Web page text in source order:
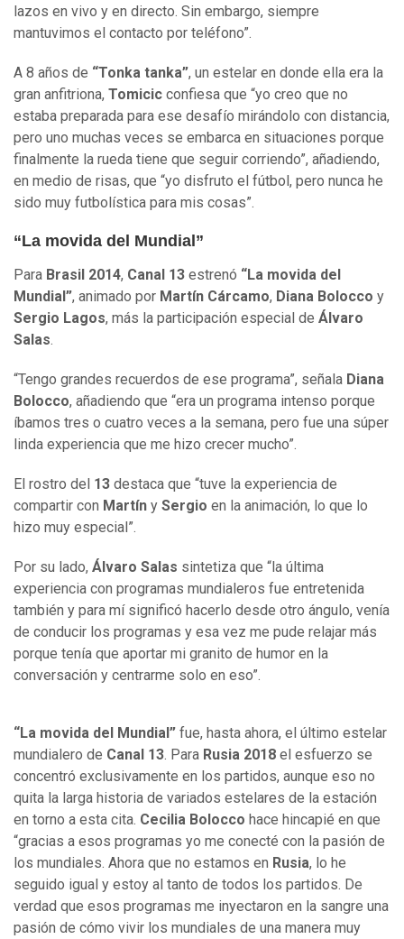
lazos en vivo y en directo. Sin embargo, siempre
mantuvimos el contacto por teléfono”.
A 8 años de “Tonka tanka”, un estelar en donde ella era la
gran anfitriona, Tomicic confiesa que “yo creo que no
estaba preparada para ese desafío mirándolo con distancia,
pero uno muchas veces se embarca en situaciones porque
finalmente la rueda tiene que seguir corriendo”, añadiendo,
en medio de risas, que “yo disfruto el fútbol, pero nunca he
sido muy futbolística para mis cosas”.
“La movida del Mundial”
Para Brasil 2014, Canal 13 estrenó “La movida del
Mundial”, animado por Martín Cárcamo, Diana Bolocco y
Sergio Lagos, más la participación especial de Álvaro
Salas.
“Tengo grandes recuerdos de ese programa”, señala Diana
Bolocco, añadiendo que “era un programa intenso porque
íbamos tres o cuatro veces a la semana, pero fue una súper
linda experiencia que me hizo crecer mucho”.
El rostro del 13 destaca que “tuve la experiencia de
compartir con Martín y Sergio en la animación, lo que lo
hizo muy especial”.
Por su lado, Álvaro Salas sintetiza que “la última
experiencia con programas mundialeros fue entretenida
también y para mí significó hacerlo desde otro ángulo, venía
de conducir los programas y esa vez me pude relajar más
porque tenía que aportar mi granito de humor en la
conversación y centrarme solo en eso”.
“La movida del Mundial” fue, hasta ahora, el último estelar
mundialero de Canal 13. Para Rusia 2018 el esfuerzo se
concentró exclusivamente en los partidos, aunque eso no
quita la larga historia de variados estelares de la estación
en torno a esta cita. Cecilia Bolocco hace hincapié en que
“gracias a esos programas yo me conecté con la pasión de
los mundiales. Ahora que no estamos en Rusia, lo he
seguido igual y estoy al tanto de todos los partidos. De
verdad que esos programas me inyectaron en la sangre una
pasión de cómo vivir los mundiales de una manera muy